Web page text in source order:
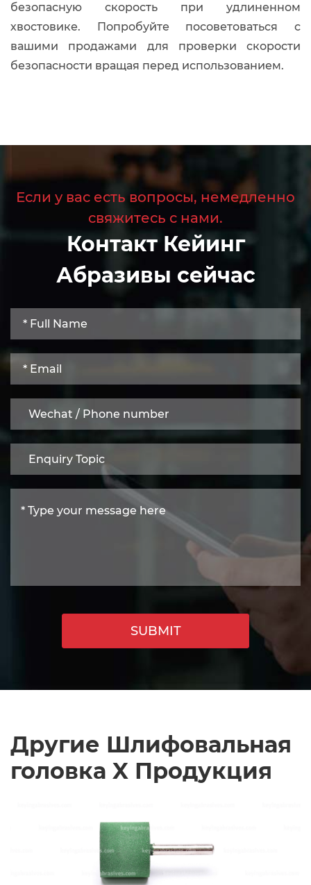
безопасную скорость при удлиненном
хвостовике. Попробуйте посоветоваться с
вашими продажами для проверки скорости
безопасности вращая перед использованием.
Если у вас есть вопросы, немедленно
свяжитесь с нами.
Контакт Кейинг
Абразивы сейчас
SUBMIT
Другие Шлифовальная
головка X Продукция